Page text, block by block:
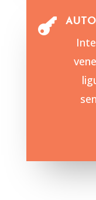
